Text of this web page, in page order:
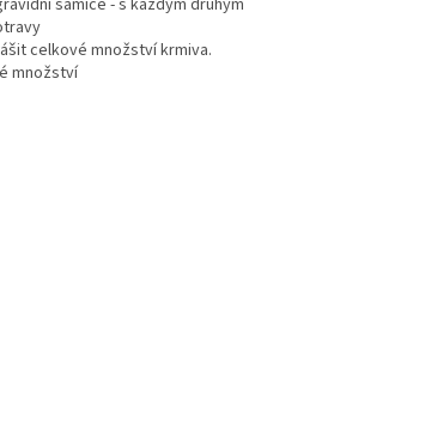
samice - s každým druhým
celkové množství krmiva.
množství